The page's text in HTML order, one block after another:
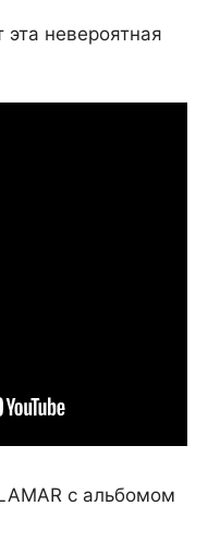
эта невероятная
с альбомом